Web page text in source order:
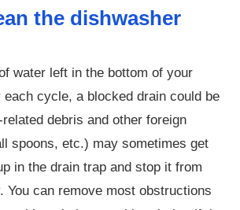
the dishwasher
water left in the bottom of your
cycle, a blocked drain could be
debris and other foreign
spoons, etc.) may sometimes get
in the drain trap and stop it from
You can remove most obstructions